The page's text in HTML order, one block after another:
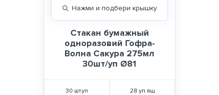
Нажми и подбери крышку
Стакан бумажный
одноразовий Гофра-
Волна Сакура 275мл
30шт/уп Ø81
30 шт.уп 28 уп.ящ